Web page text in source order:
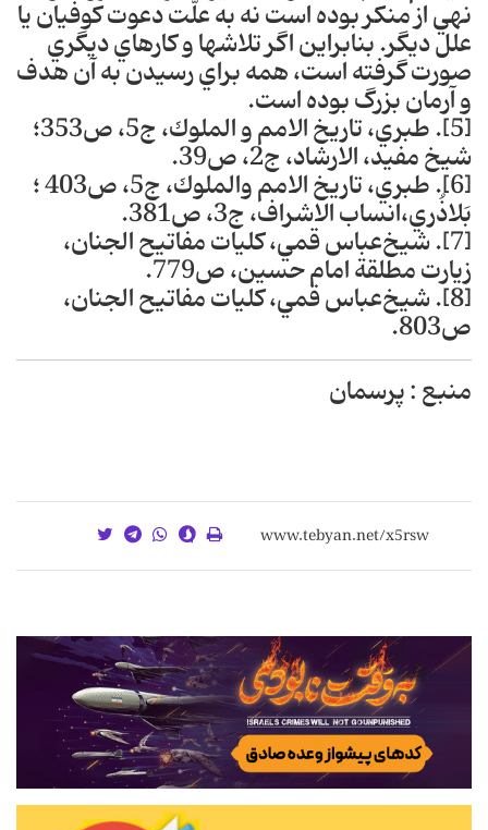
نهي از منكر بوده است نه به علّت دعوت كوفيان يا
علل ديگر‎. بنابراين اگر تلاش‎ها و كارهاي ديگري
صورت گرفته است، همه براي رسيدن به آن هدف
و آرمان بزرگ بوده است‎.
[5]. طبري، تاريخ الامم و الملوك، ج5، ص353؛
شيخ مفيد، الارشاد، ج2، ص39‎.
[6]. طبري، تاريخ الامم والملوك، ج5، ص403 ؛
بَلاذُري،انساب الاشراف، ج3، ص381.
[7]. شيخ‌عباس قمي، كليات مفاتيح الجنان،
زيارت مطلقة امام حسين، ص779‎.
[8]. شيخ‌عباس قمي، كليات مفاتيح الجنان،
ص803.
منبع : پرسمان